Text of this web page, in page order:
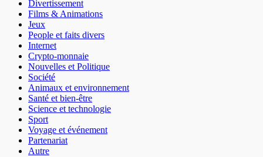
Divertissement
Films & Animations
Jeux
People et faits divers
Internet
Crypto-monnaie
Nouvelles et Politique
Société
Animaux et environnement
Santé et bien-être
Science et technologie
Sport
Voyage et événement
Partenariat
Autre